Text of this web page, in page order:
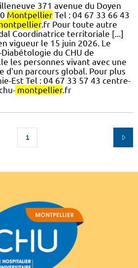
371 avenue du Doyen
Montpellier Tel : 04 67 33 66 43
.fr Pour toute autre
Coordinatrice territoriale [...]
vigueur le 15 juin 2026. Le
du CHU de
les personnes vivant avec une
d'un parcours global. Pour plus
Est Tel : 04 67 33 57 43 centre-
montpellier.fr
1